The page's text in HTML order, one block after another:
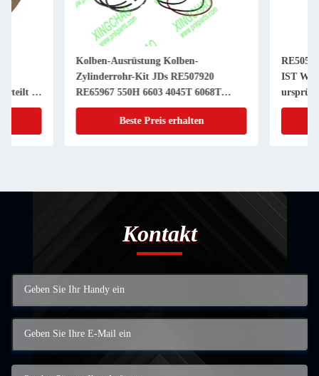
Kolben-Ausrüstung Kolben-
Zylinderrohr-Kit JDs RE507920
RE65967 550H 6603 4045T 6068T
Powerthch Turbo
Beste Preis erhalten
RE505980
IST Wasser-Pumpe
ursprünglicher JD
Kontakt